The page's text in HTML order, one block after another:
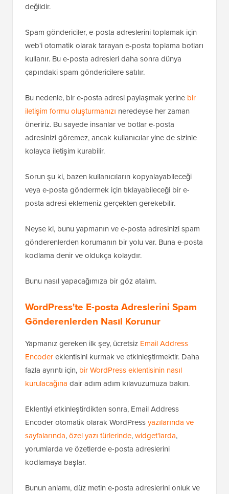
değildir.
Spam göndericiler, e-posta adreslerini toplamak için
web'i otomatik olarak tarayan e-posta toplama botları
kullanır. Bu e-posta adresleri daha sonra dünya
çapındaki spam göndericilere satılır.
Bu nedenle, bir e-posta adresi paylaşmak yerine bir
iletişim formu oluşturmanızı neredeyse her zaman
öneririz. Bu sayede insanlar ve botlar e-posta
adresinizi göremez, ancak kullanıcılar yine de sizinle
kolayca iletişim kurabilir.
Sorun şu ki, bazen kullanıcıların kopyalayabileceği
veya e-posta göndermek için tıklayabileceği bir e-
posta adresi eklemeniz gerçekten gerekebilir.
Neyse ki, bunu yapmanın ve e-posta adresinizi spam
gönderenlerden korumanın bir yolu var. Buna e-posta
kodlama denir ve oldukça kolaydır.
Bunu nasıl yapacağımıza bir göz atalım.
WordPress'te E-posta Adreslerini Spam
Gönderenlerden Nasıl Korunur
Yapmanız gereken ilk şey, ücretsiz Email Address
Encodereklentisini kurmak ve etkinleştirmektir. Daha
fazla ayrıntı için, bir WordPress eklentisinin nasıl
kurulacağına dair adım adım kılavuzumuza bakın.
Eklentiyi etkinleştirdikten sonra, Email Address
Encoder otomatik olarak WordPressyazılarında ve
sayfalarında,özel yazı türlerinde,widget'larda,
yorumlarda ve özetlerde e-posta adreslerini
kodlamaya başlar.
Bunun anlamı, düz metin e-posta adreslerini onluk ve